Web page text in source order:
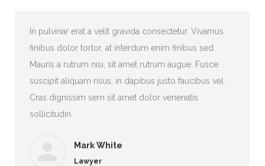
In pulvinar erat a velit gravida consectetur. Vivamus
finibus dolor tortor, at interdum enim finibus sed.
Mauris a rutrum nisi, sit amet rutrum augue. Fusce
suscipit aliquam risus, in dapibus justo faucibus vel.
Cras dignissim sem sit amet dolor venenatis
sollicitudin.
Mark White
Lawyer